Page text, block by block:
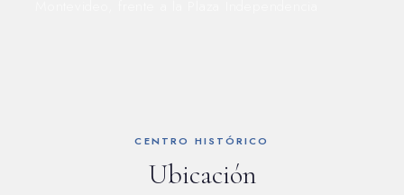
CENTRO HISTÓRICO
Ubicación